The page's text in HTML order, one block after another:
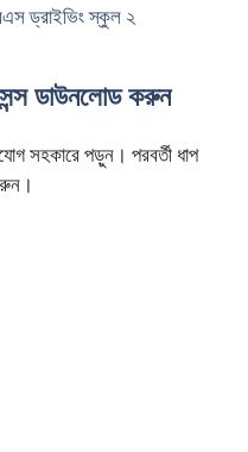
ড্রাইভিং স্কুল ২
ডাউনলোড করুন
সহকারে পড়ুন। পরবর্তী ধাপ